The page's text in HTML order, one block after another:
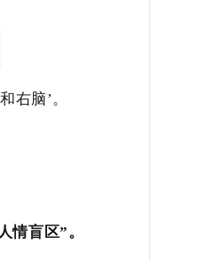
右脑’。
情盲区”。